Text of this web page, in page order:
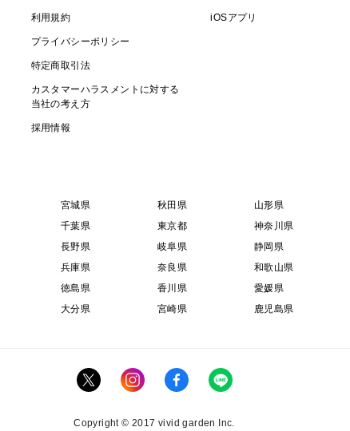
利用規約
プライバシーポリシー
特定商取引法
カスタマーハラスメントに対する
当社の考え方
採用情報
iOSアプリ
宮城県 秋田県 山形県
千葉県 東京都 神奈川県
長野県 岐阜県 静岡県
兵庫県 奈良県 和歌山県
徳島県 香川県 愛媛県
大分県 宮崎県 鹿児島県
Copyright © 2017 vivid garden Inc.